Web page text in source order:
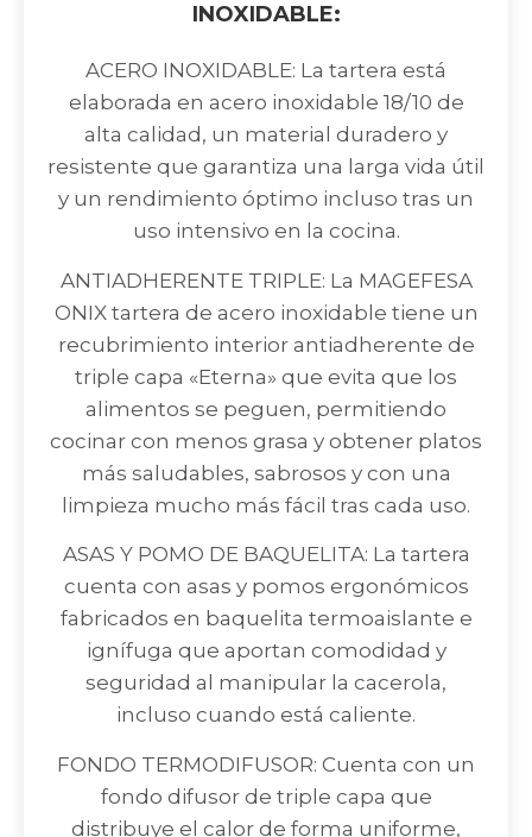
INOXIDABLE:
ACERO INOXIDABLE: La tartera está
elaborada en acero inoxidable 18/10 de
alta calidad, un material duradero y
resistente que garantiza una larga vida útil
y un rendimiento óptimo incluso tras un
uso intensivo en la cocina.
ANTIADHERENTE TRIPLE: La MAGEFESA
ONIX tartera de acero inoxidable tiene un
recubrimiento interior antiadherente de
triple capa «Eterna» que evita que los
alimentos se peguen, permitiendo
cocinar con menos grasa y obtener platos
más saludables, sabrosos y con una
limpieza mucho más fácil tras cada uso.
ASAS Y POMO DE BAQUELITA: La tartera
cuenta con asas y pomos ergonómicos
fabricados en baquelita termoaislante e
ignífuga que aportan comodidad y
seguridad al manipular la cacerola,
incluso cuando está caliente.
FONDO TERMODIFUSOR: Cuenta con un
fondo difusor de triple capa que
distribuye el calor de forma uniforme,